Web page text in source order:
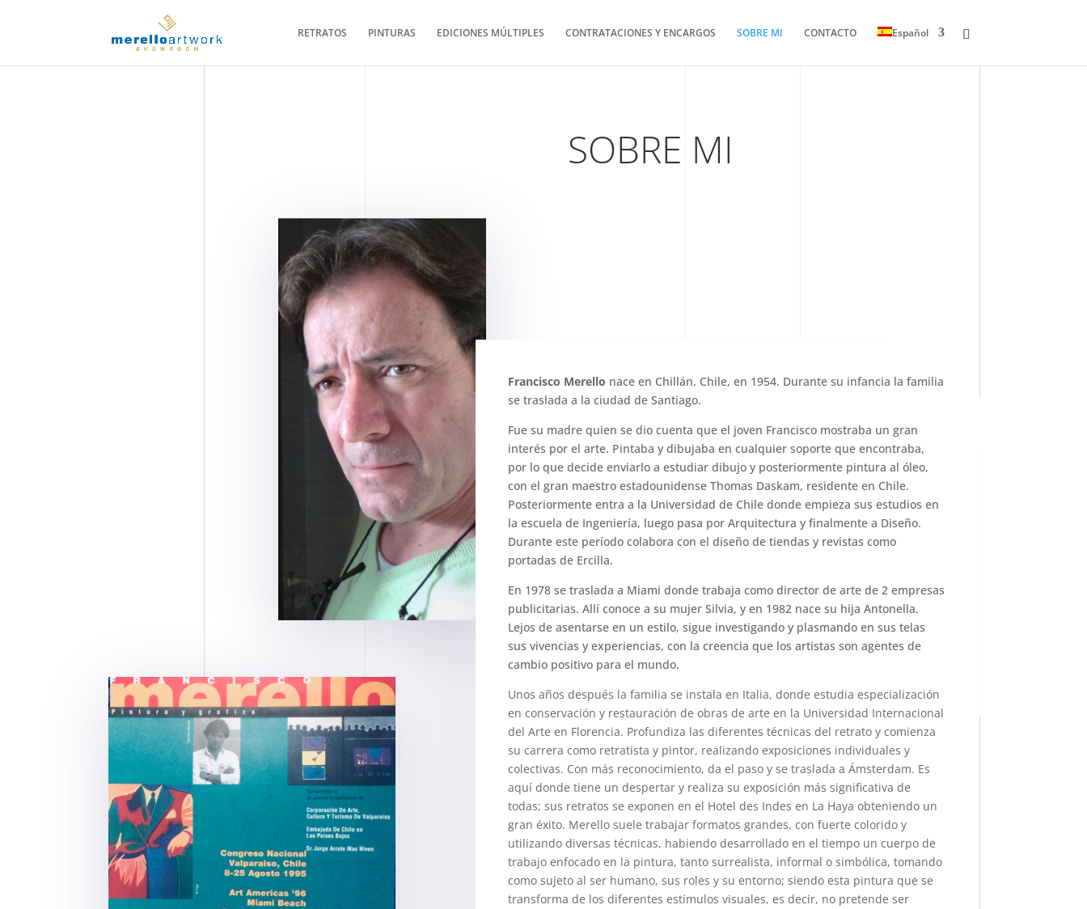
RETRATOS PINTURAS EDICIONES MÚLTIPLES CONTRATACIONES Y ENCARGOS SOBRE MI CONTACTO Español
SOBRE MI
Francisco Merello nace en Chillán, Chile, en 1954. Durante su infancia la familia
se traslada a la ciudad de Santiago.
Fue su madre quien se dio cuenta que el joven Francisco mostraba un gran
interés por el arte. Pintaba y dibujaba en cualquier soporte que encontraba,
por lo que decide enviarlo a estudiar dibujo y posteriormente pintura al óleo,
con el gran maestro estadounidense Thomas Daskam, residente en Chile.
Posteriormente entra a la Universidad de Chile donde empieza sus estudios en
la escuela de Ingeniería, luego pasa por Arquitectura y finalmente a Diseño.
Durante este período colabora con el diseño de tiendas y revistas como
portadas de Ercilla.
En 1978 se traslada a Miami donde trabaja como director de arte de 2 empresas
publicitarias. Allí conoce a su mujer Silvia, y en 1982 nace su hija Antonella.
Lejos de asentarse en un estilo, sigue investigando y plasmando en sus telas
sus vivencias y experiencias, con la creencia que los artistas son agentes de
cambio positivo para el mundo.
Unos años después la familia se instala en Italia, donde estudia especialización
en conservación y restauración de obras de arte en la Universidad Internacional
del Arte en Florencia. Profundiza las diferentes técnicas del retrato y comienza
su carrera como retratista y pintor, realizando exposiciones individuales y
colectivas. Con más reconocimiento, da el paso y se traslada a Ámsterdam. Es
aquí donde tiene un despertar y realiza su exposición más significativa de
todas; sus retratos se exponen en el Hotel des Indes en La Haya obteniendo un
gran éxito. Merello suele trabajar formatos grandes, con fuerte colorido y
utilizando diversas técnicas, habiendo desarrollado en el tiempo un cuerpo de
trabajo enfocado en la pintura, tanto surrealista, informal o simbólica, tomando
como sujeto al ser humano, sus roles y su entorno; siendo esta pintura que se
transforma de los diferentes estímulos visuales, es decir, no pretende ser